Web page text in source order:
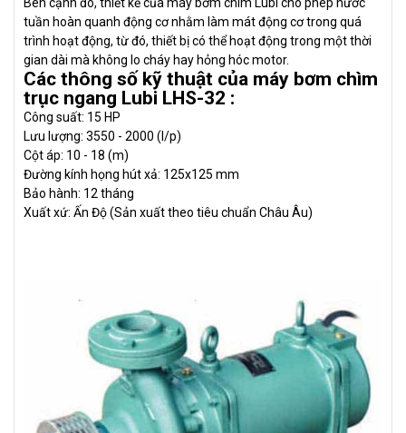
Bên cạnh đó, thiết kế của máy bơm chìm Lubi cho phép nước
tuần hoàn quanh động cơ nhằm làm mát động cơ trong quá
trình hoạt động, từ đó, thiết bị có thể hoạt động trong một thời
gian dài mà không lo cháy hay hỏng hóc motor.
Các thông số kỹ thuật của máy bơm chìm
trục ngang Lubi LHS-32 :
Công suất: 15 HP
Lưu lượng: 3550 - 2000 (l/p)
Cột áp: 10 - 18 (m)
Đường kính họng hút xả: 125x125 mm
Bảo hành: 12 tháng
Xuất xứ: Ấn Độ (Sản xuất theo tiêu chuẩn Châu Âu)